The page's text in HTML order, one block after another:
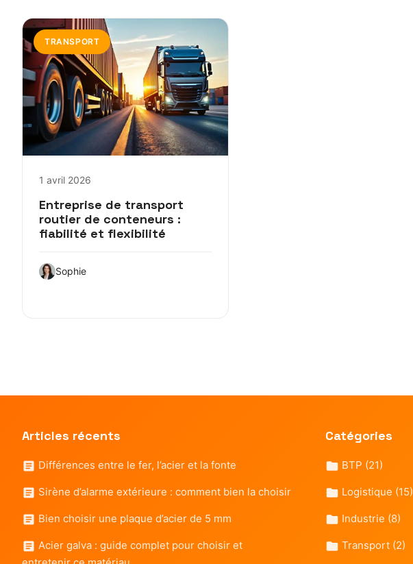
TRANSPORT
1 avril 2026
Entreprise de transport
routier de conteneurs :
fiabilité et flexibilité
Sophie
Articles récents
Différences entre le fer, l’acier et la fonte
Sirène d’alarme extérieure : comment bien la choisir
Bien choisir une plaque d’acier de 5 mm
Acier galva : guide complet pour choisir et
Catégories
BTP (21)
Logistique (15)
Industrie (8)
Transport (2)